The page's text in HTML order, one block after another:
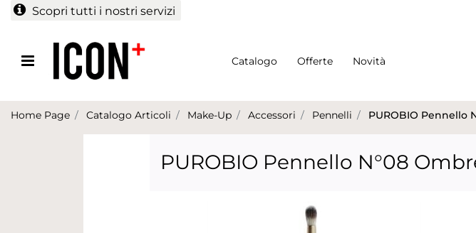
Scopri tutti i nostri servizi
Open menu Catalogo Offerte Novità
Home Page Catalogo Articoli Make-Up Accessori Pennelli PUROBIO Pennello
PUROBIO Pennello N°08